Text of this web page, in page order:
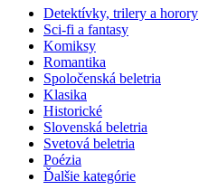
Detektívky, trilery a horory
Sci-fi a fantasy
Komiksy
Romantika
Spoločenská beletria
Klasika
Historické
Slovenská beletria
Svetová beletria
Poézia
Ďalšie kategórie